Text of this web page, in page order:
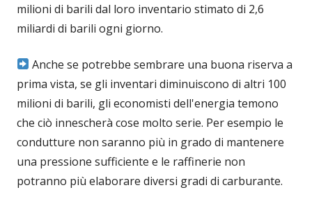
milioni di barili dal loro inventario stimato di 2,6
miliardi di barili ogni giorno.
Anche se potrebbe sembrare una buona riserva a
prima vista, se gli inventari diminuiscono di altri 100
milioni di barili, gli economisti dell'energia temono
che ciò innescherà cose molto serie. Per esempio le
condutture non saranno più in grado di mantenere
una pressione sufficiente e le raffinerie non
potranno più elaborare diversi gradi di carburante.